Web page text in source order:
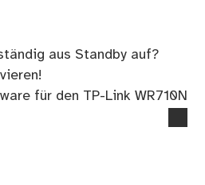
aus Standby auf?
für den TP-Link WR710N